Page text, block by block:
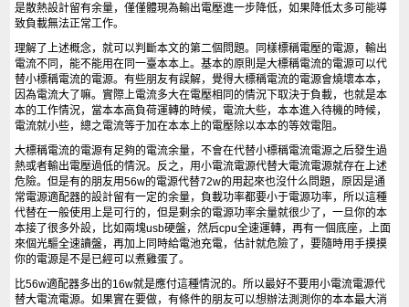
是散熱設計留有余量，僅僅體現為輸出電壓進一步降低，如果降低太多可能導
致負載無法正常工作。
理解了上述概念，就可以判斷本文的第二個問題。同樣標稱電壓的電源，輸出
電流不同，能不能用在同一臺本本上。基本的原則是大標稱電流的電源可以代
替小標稱電流的電源。有些朋友有誤解，覺得大標稱電流的電源會燒壞本本，
因為電流大了嘛。實際上電流多大在電壓相同的情況下取決于負載，也就是本
本的工作情況，當本本高負荷運轉的時候，電流大些，本本進入待機的時候，
電流就小些，總之電流等于加在本本上的電壓除以本本的等效電阻。
大標稱電流的電源有足夠的電流余量，不會在代替小標稱電流電源之后發生過
熱或者輸出電壓過低的情況。反之，用小電流電源代替大電流電源就存在上述
危險。但是有的朋友用56w的電源代替72w的用起來也沒什么問題，原因是通
常電源適配器的設計留有一定的余量，負載功率都要小于電源功率，所以這種
代替在一般使用上是可行的，但是剩余的電源功率余量就很少了，一旦你的本
本接了很多外設，比如兩塊usb硬盤，然后cpu全速運轉，再有一個底座，上面
來個光驅全速讀盤，再加上同時給電池充電，估計就危險了，要隨時用手摸摸
你的電源是不是已經可以煮雞蛋了。
比56w適配器多出的16w就是應付這種情況的。所以最好不要用小電流電源代
替大電流電源。如果實在要做，有條件的朋友可以想辦法測測你的本本最大消